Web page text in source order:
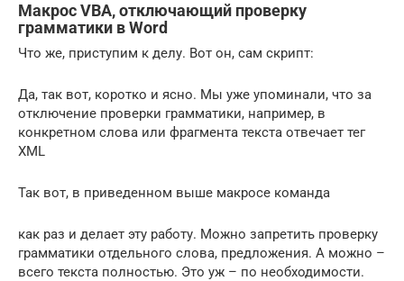
Макрос VBA, отключающий проверку
грамматики в Word
Что же, приступим к делу. Вот он, сам скрипт:
Да, так вот, коротко и ясно. Мы уже упоминали, что за
отключение проверки грамматики, например, в
конкретном слова или фрагмента текста отвечает тег
XML
Так вот, в приведенном выше макросе команда
как раз и делает эту работу. Можно запретить проверку
грамматики отдельного слова, предложения. А можно –
всего текста полностью. Это уж – по необходимости.